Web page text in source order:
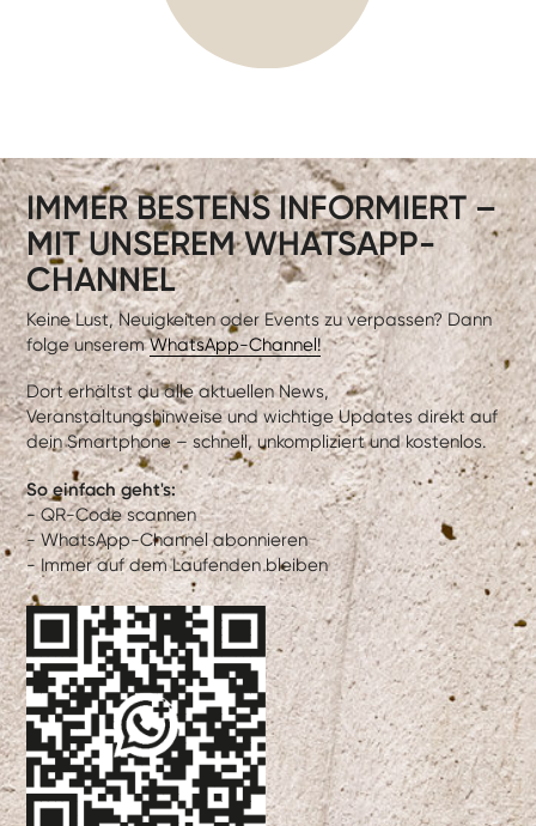
IMMER BESTENS INFORMIERT –
MIT UNSEREM WHATSAPP-
CHANNEL
Keine Lust, Neuigkeiten oder Events zu verpassen? Dann
folge unseremWhatsApp-Channel!
Dort erhältst du alle aktuellen News,
Veranstaltungshinweise und wichtige Updates direkt auf
dein Smartphone – schnell, unkompliziert und kostenlos.
So einfach geht's:
- QR-Code scannen
- WhatsApp-Channel abonnieren
- Immer auf dem Laufenden bleiben